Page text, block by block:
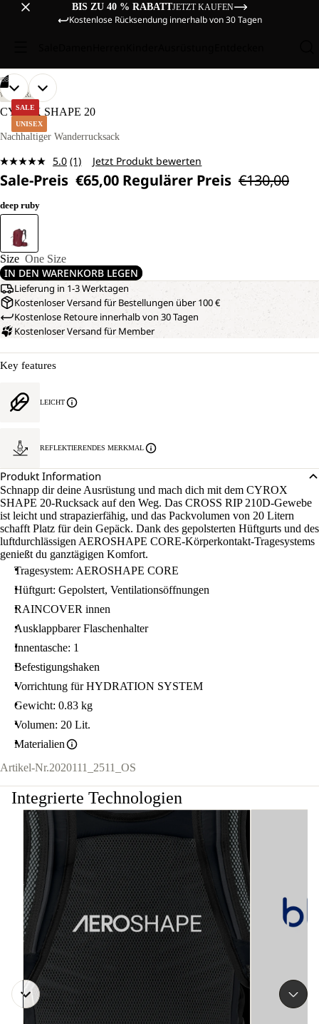
BIS ZU 40 % RABATTJETZT KAUFEN
Kostenlose Rücksendung innerhalb von 30 Tagen
SALE
UNISEX
08
BILD
IM
VOLLBILD
ÖFFNEN
BILD
IM
VOLLBILD
ÖFFNEN
BILD
IM
VOLLBILD
ÖFFNEN
BILD
IM
VOLLBILD
ÖFFNEN
BILD
IM
VOLLBILD
ÖFFNEN
BILD
IM
VOLLBILD
ÖFFNEN
BILD
IM
VOLLBILD
ÖFFNEN
BILD
IM
VOLLBILD
ÖFFNEN
WANDERN
CYROX SHAPE 20
Nachhaltiger Wanderrucksack
5.0 Bewertung
lesen.
Link
(1) Jetzt Produkt bewerten
Sale-Preis €65,00 Regulärer Preis €130,00
deep ruby
Size One Size
IN DEN WARENKORB LEGEN
Lieferung in 1-3 Werktagen
Kostenloser Versand für Bestellungen über 100 €
Kostenlose Retoure innerhalb von 30 Tagen
Kostenloser Versand für Member
Key features
LEICHT
REFLEKTIERENDES MERKMAL
Produkt Information
Schnapp dir deine Ausrüstung und mach dich mit dem CYROX
SHAPE 20-Rucksack auf den Weg. Das CROSS RIP 210D-Gewebe
ist leicht und strapazierfähig, und das Packvolumen von 20 Litern
schafft Platz für dein Gepäck. Dank des gepolsterten Hüftgurts und des
luftdurchlässigen AEROSHAPE CORE-Körperkontakt-Tragesystems
genießt du ganztägigen Komfort.
Tragesystem: AEROSHAPE CORE
Hüftgurt: Gepolstert, Ventilationsöffnungen
RAINCOVER innen
Ausklappbarer Flaschenhalter
Innentasche: 1
Befestigungshaken
Vorrichtung für HYDRATION SYSTEM
Gewicht: 0.83 kg
Volumen: 20 Lit.
Materialien
Artikel-Nr.2020111_2511_OS
Integrierte Technologien